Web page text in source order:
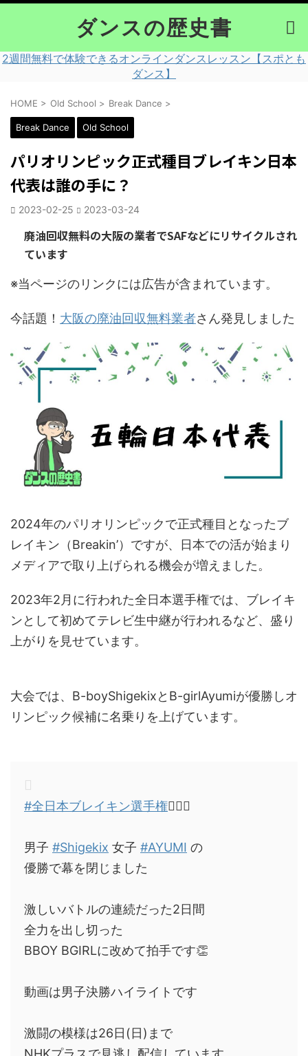
ダンスの歴史書
2週間無料で体験できるオンラインダンスレッスン【スポとも
ダンス】
HOME > Old School > Break Dance >
Break Dance Old School
パリオリンピック正式種目ブレイキン日本
代表は誰の手に？
2023-02-25 2023-03-24
廃油回収無料の大阪の業者でSAFなどにリサイクルされ
ています
※当ページのリンクには広告が含まれています。
今話題！ 大阪の廃油回収無料業者さん発見しました
2024年のパリオリンピックで正式種目となったブ
レイキン（Breakin’）ですが、日本での活が始まり
メディアで取り上げられる機会が増えました。
2023年2月に行われた全日本選手権では、ブレイキ
ンとして初めてテレビ生中継が行われるなど、盛り
上がりを見せています。
大会では、B-boyShigekixとB-girlAyumiが優勝しオ
リンピック候補に名乗りを上げています。
#全日本ブレイキン選手権🤸🏼‍♂️
男子 #Shigekix 女子 #AYUMI の
優勝で幕を閉じました
激しいバトルの連続だった2日間
全力を出し切った
BBOY BGIRLに改めて拍手です👏
動画は男子決勝ハイライトです
激闘の模様は26日(日)まで